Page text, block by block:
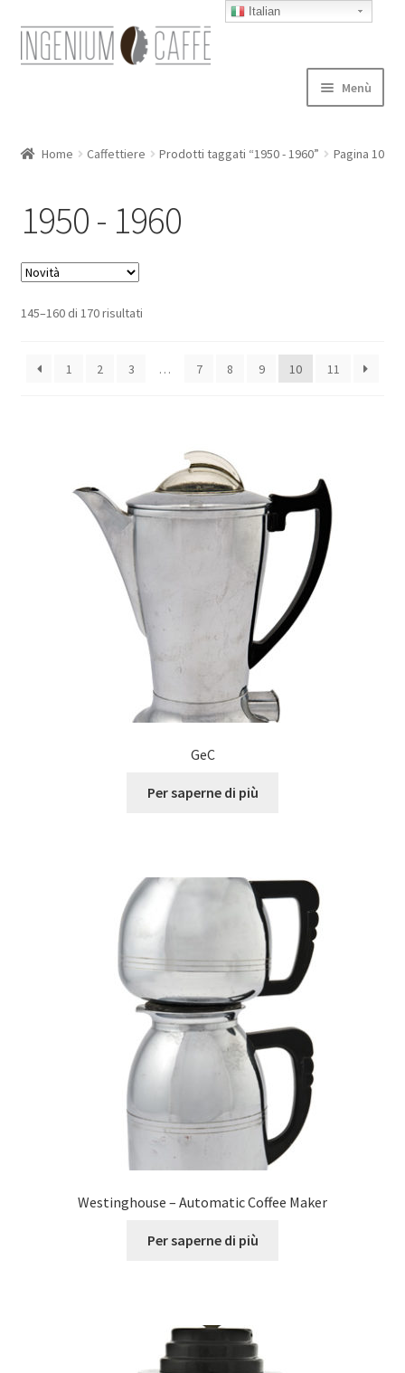
Vai
alla
Vai
al
Menù
autori
Contatti
Home Caffettiere Prodotti taggati “1950 - 1960” Pagina 10
1950 - 1960
145–160 di 170 risultati
1 2 3 … 7 8 9 10 11
GeC
Per saperne di più
Westinghouse – Automatic Coffee Maker
Per saperne di più
Italian